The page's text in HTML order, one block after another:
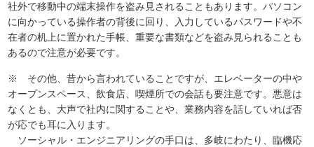
社外で移動中の端末操作を盗み見されることもあります。パソコン
に向かっている操作者の背後に回り、入力しているパスワードや不
在者の机上に置かれた手帳、重要な書類などを盗み見られることも
あるので注意が必要です。
※ その他、昔から言われていることですが、エレベーターの中や
オープンスペース、飲食店、喫煙所での会話も要注意です。悪意は
なくとも、大声で社内に関することや、業務内容を話していれば否
が応でも耳に入ります。
ソーシャル・エンジニアリングの手口は、多岐にわたり、臨機応